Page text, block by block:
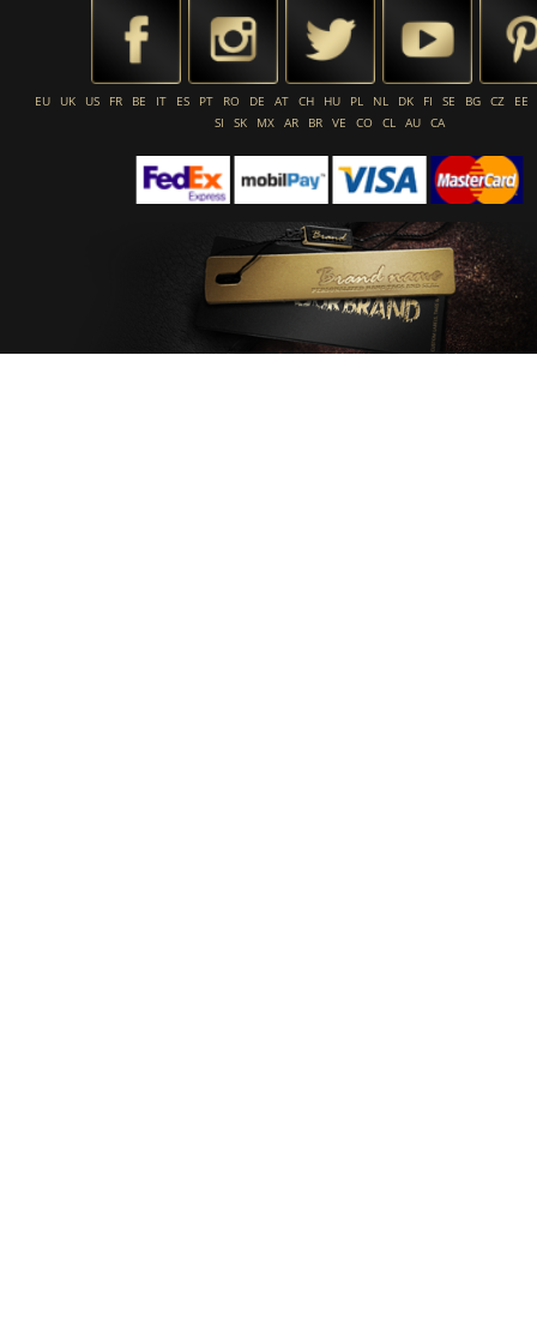
EU UK US FR BE IT ES PT RO DE AT CH HU PL NL DK FI SE BG CZ
EE
SI
SK MX AR BR VE CO CL AU CA